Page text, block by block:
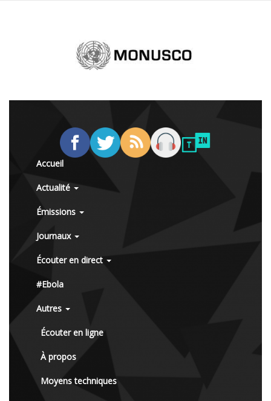
Accueil
Actualité
Émissions
Journaux
Écouter en direct
#Ebola
Autres
Écouter en ligne
À propos
Moyens techniques